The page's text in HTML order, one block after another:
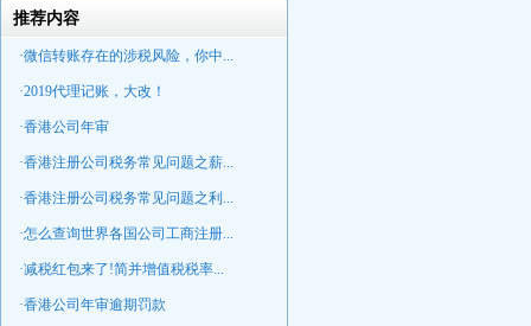
推荐内容
·微信转账存在的涉税风险，你中...
·2019代理记账，大改！
·香港公司年审
·香港注册公司税务常见问题之薪...
·香港注册公司税务常见问题之利...
·怎么查询世界各国公司工商注册...
·减税红包来了!简并增值税税率...
·香港公司年审逾期罚款